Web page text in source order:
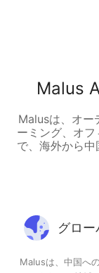
Malus
Malusは、オー
ーミング、オ
で、海外から
グロ
Malusは、中国へ